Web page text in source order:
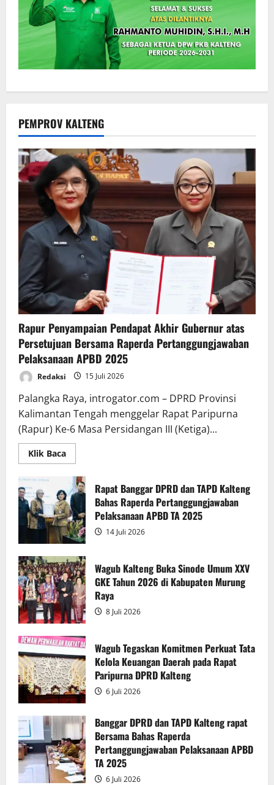
PEMPROV KALTENG
Rapur Penyampaian Pendapat Akhir Gubernur atas
Persetujuan Bersama Raperda Pertanggungjawaban
Pelaksanaan APBD 2025
Redaksi 15 Juli 2026
Palangka Raya, introgator.com – DPRD Provinsi
Kalimantan Tengah menggelar Rapat Paripurna
(Rapur) Ke-6 Masa Persidangan III (Ketiga)...
Klik BacaRead
more
Rapur
Penyampaian
Pendapat
Akhir
Gubernur
atas
Persetujuan
Bersama
Raperda
Pertanggungjawaban
Pelaksanaan
APBD
2025
Rapat Banggar DPRD dan TAPD Kalteng
Bahas Raperda Pertanggungjawaban
Pelaksanaan APBD TA 2025
14 Juli 2026
Wagub Kalteng Buka Sinode Umum XXV
GKE Tahun 2026 di Kabupaten Murung
Raya
8 Juli 2026
Wagub Tegaskan Komitmen Perkuat Tata
Kelola Keuangan Daerah pada Rapat
Paripurna DPRD Kalteng
6 Juli 2026
Banggar DPRD dan TAPD Kalteng rapat
Bersama Bahas Raperda
Pertanggungjawaban Pelaksanaan APBD
TA 2025
6 Juli 2026